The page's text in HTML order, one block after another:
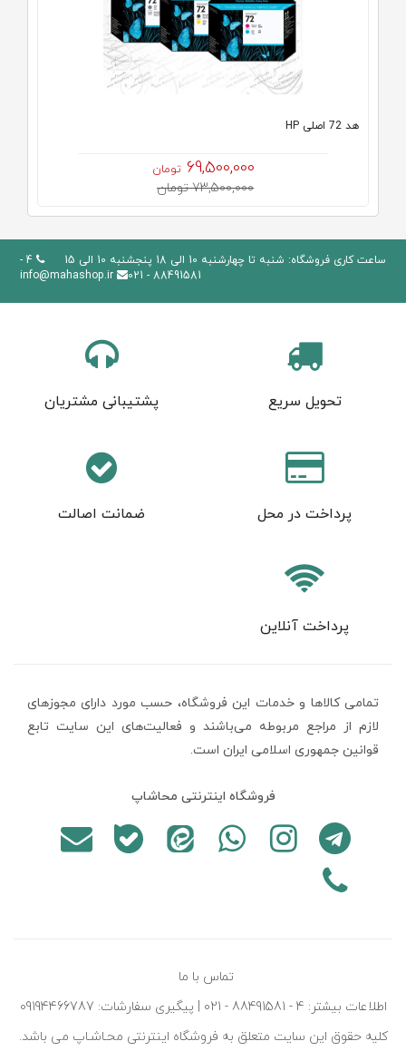
هد 72 اصلی HP
69,500,000 تومان
73,500,000 تومان
ساعت کاری فروشگاه: شنبه تا چهارشنبه 10 الی 18 پنجشنبه 10 الی 15
4 -
88491581 - 021
info@mahashop.ir
تحویل سریع پشتیبانی مشتریان
پرداخت در محل ضمانت اصالت
پرداخت آنلاین
تمامی كالاها و خدمات اين فروشگاه، حسب مورد دارای مجوزهای
لازم از مراجع مربوطه می‌باشند و فعاليت‌های اين سايت تابع
قوانين جمهوری اسلامی ایران است.
فروشگاه اینترنتی محاشاپ
تماس با ما
اطلاعات بیشتر: 4 - 88491581 - 021 | پیگیری سفارشات: 09194466787
کليه حقوق اين سايت متعلق به فروشگاه اينترنتی محـاشـاپ می باشد.